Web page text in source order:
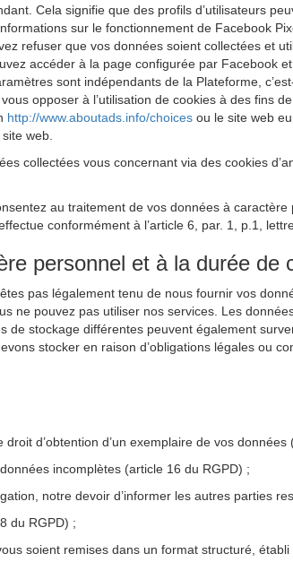
Cela signifie que des profils d’utilisateurs
sur le fonctionnement de Facebook
refuser que vos données soient collectées et
accéder à la page configurée par Facebook
sont indépendants de la Plateforme,
opposer à l’utilisation de cookies à des fins
http://www.aboutads.info/choices ou le site web
web.
collectées vous concernant via des cookies
au traitement de vos données à caractère
conformément à l’article 6, par. 1, p.1,
personnel et à la durée de
pas légalement tenu de nous fournir vos
ne pouvez pas utiliser nos services. Les
stockage différentes peuvent également
stocker en raison d’obligations légales ou
d’obtention d’un exemplaire de vos données
incomplètes (article 16 du RGPD) ;
notre devoir d’informer les autres parties
du RGPD) ;
soient remises dans un format structuré,